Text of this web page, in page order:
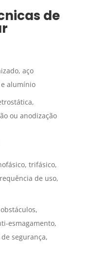
de
aço
alumínio
ou anodização
trifásico,
de uso,
esmagamento,
segurança,